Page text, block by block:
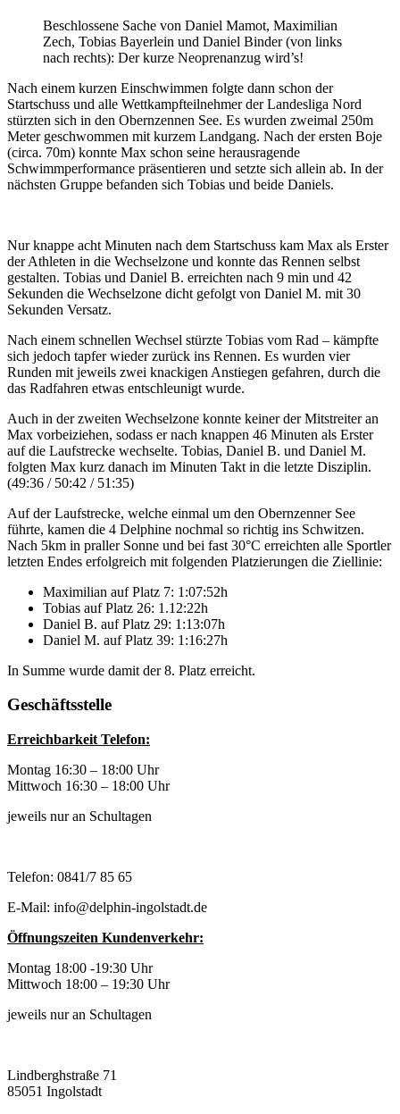
Beschlossene Sache von Daniel Mamot, Maximilian
Zech, Tobias Bayerlein und Daniel Binder (von links
nach rechts): Der kurze Neoprenanzug wird’s!
Nach einem kurzen Einschwimmen folgte dann schon der
Startschuss und alle Wettkampfteilnehmer der Landesliga Nord
stürzten sich in den Obernzennen See. Es wurden zweimal 250m
Meter geschwommen mit kurzem Landgang. Nach der ersten Boje
(circa. 70m) konnte Max schon seine herausragende
Schwimmperformance präsentieren und setzte sich allein ab. In der
nächsten Gruppe befanden sich Tobias und beide Daniels.
Nur knappe acht Minuten nach dem Startschuss kam Max als Erster
der Athleten in die Wechselzone und konnte das Rennen selbst
gestalten. Tobias und Daniel B. erreichten nach 9 min und 42
Sekunden die Wechselzone dicht gefolgt von Daniel M. mit 30
Sekunden Versatz.
Nach einem schnellen Wechsel stürzte Tobias vom Rad – kämpfte
sich jedoch tapfer wieder zurück ins Rennen. Es wurden vier
Runden mit jeweils zwei knackigen Anstiegen gefahren, durch die
das Radfahren etwas entschleunigt wurde.
Auch in der zweiten Wechselzone konnte keiner der Mitstreiter an
Max vorbeiziehen, sodass er nach knappen 46 Minuten als Erster
auf die Laufstrecke wechselte. Tobias, Daniel B. und Daniel M.
folgten Max kurz danach im Minuten Takt in die letzte Disziplin.
(49:36 / 50:42 / 51:35)
Auf der Laufstrecke, welche einmal um den Obernzenner See
führte, kamen die 4 Delphine nochmal so richtig ins Schwitzen.
Nach 5km in praller Sonne und bei fast 30°C erreichten alle Sportler
letzten Endes erfolgreich mit folgenden Platzierungen die Ziellinie:
Maximilian auf Platz 7: 1:07:52h
Tobias auf Platz 26: 1.12:22h
Daniel B. auf Platz 29: 1:13:07h
Daniel M. auf Platz 39: 1:16:27h
In Summe wurde damit der 8. Platz erreicht.
Geschäftsstelle
Erreichbarkeit Telefon:
Montag 16:30 – 18:00 Uhr
Mittwoch 16:30 – 18:00 Uhr
jeweils nur an Schultagen
Telefon: 0841/7 85 65
E-Mail: info@delphin-ingolstadt.de
Öffnungszeiten Kundenverkehr:
Montag 18:00 -19:30 Uhr
Mittwoch 18:00 – 19:30 Uhr
jeweils nur an Schultagen
Lindberghstraße 71
85051 Ingolstadt